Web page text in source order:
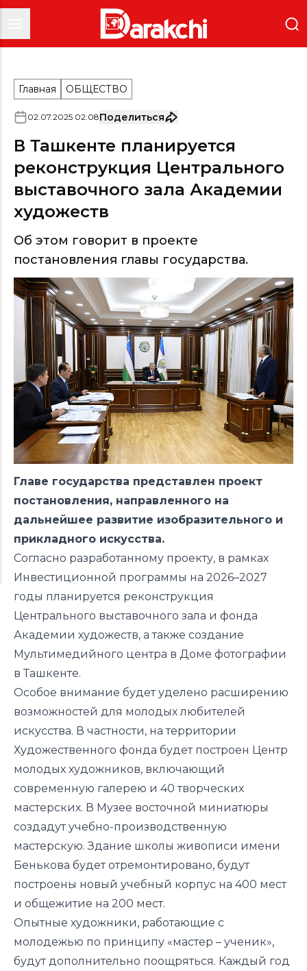
Главная ОБЩЕСТВО
02.07.2025 02:08Поделиться
В Ташкенте планируется
реконструкция Центрального
выставочного зала Академии
художеств
Об этом говорит в проекте
постановления главы государства.
Главе государства представлен проект
постановления, направленного на
дальнейшее развитие изобразительного и
прикладного искусства.
Согласно разработанному проекту, в рамках
Инвестиционной программы на 2026–2027
годы планируется реконструкция
Центрального выставочного зала и фонда
Академии художеств, а также создание
Мультимедийного центра в Доме фотографии
в Ташкенте.
Особое внимание будет уделено расширению
возможностей для молодых любителей
искусства. В частности, на территории
Художественного фонда будет построен Центр
молодых художников, включающий
современную галерею и 40 творческих
мастерских. В Музее восточной миниатюры
создадут учебно-производственную
мастерскую. Здание школы живописи имени
Бенькова будет отремонтировано, будут
построены новый учебный корпус на 400 мест
и общежитие на 200 мест.
Опытные художники, работающие с
молодежью по принципу «мастер – ученик»,
будут дополнительно поощряться. Каждый год